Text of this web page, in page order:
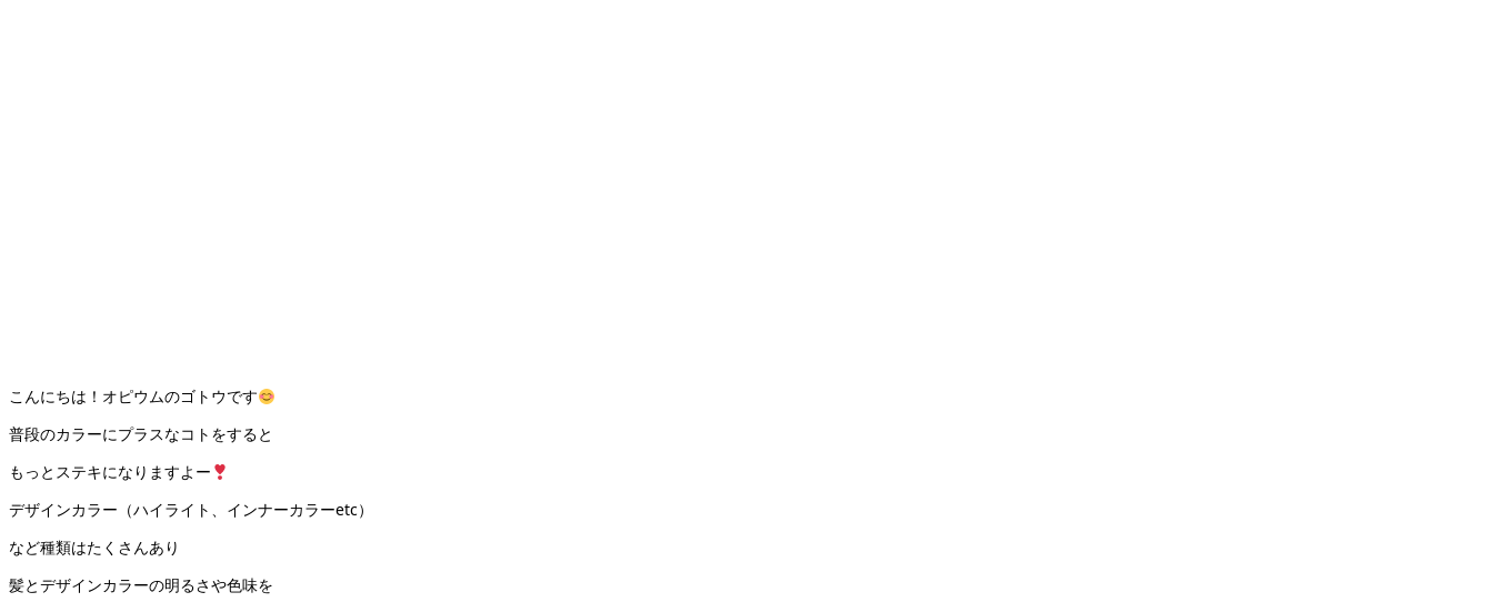
こんにちは！オピウムのゴトウです
普段のカラーにプラスなコトをすると
もっとステキになりますよー
デザインカラー（ハイライト、インナーカラーetc）
など種類はたくさんあり
髪とデザインカラーの明るさや色味を